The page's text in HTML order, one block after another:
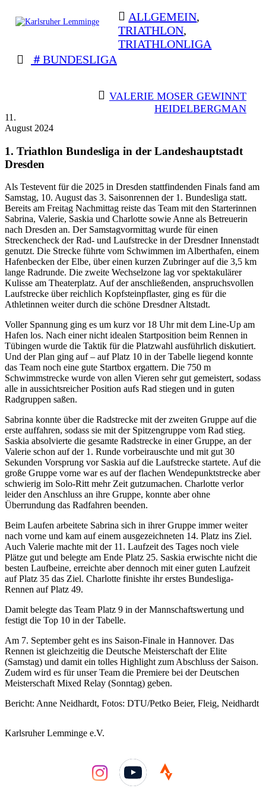
Lemminge
Triathlon Radsport Skilanglauf
ALLGEMEIN,
TRIATHLON,
TRIATHLONLIGA
BUNDESLIGA
BEITRAGSNAVIGATION
VALERIE MOSER GEWINNT
HEIDELBERGMAN
11.
August 2024
1. Triathlon Bundesliga in der Landeshauptstadt
Dresden
Als Testevent für die 2025 in Dresden stattfindenden Finals fand am
Samstag, 10. August das 3. Saisonrennen der 1. Bundesliga statt.
Bereits am Freitag Nachmittag reiste das Team mit den Starterinnen
Sabrina, Valerie, Saskia und Charlotte sowie Anne als Betreuerin
nach Dresden an. Der Samstagvormittag wurde für einen
Streckencheck der Rad- und Laufstrecke in der Dresdner Innenstadt
genutzt. Die Strecke führte vom Schwimmen im Alberthafen, einem
Hafenbecken der Elbe, über einen kurzen Zubringer auf die 3,5 km
lange Radrunde. Die zweite Wechselzone lag vor spektakulärer
Kulisse am Theaterplatz. Auf der anschließenden, anspruchsvollen
Laufstrecke über reichlich Kopfsteinpflaster, ging es für die
Athletinnen weiter durch die schöne Dresdner Altstadt.
Voller Spannung ging es um kurz vor 18 Uhr mit dem Line-Up am
Hafen los. Nach einer nicht idealen Startposition beim Rennen in
Tübingen wurde die Taktik für die Platzwahl ausführlich diskutiert.
Und der Plan ging auf – auf Platz 10 in der Tabelle liegend konnte
das Team noch eine gute Startbox ergattern. Die 750 m
Schwimmstrecke wurde von allen Vieren sehr gut gemeistert, sodass
alle in aussichtsreicher Position aufs Rad stiegen und in guten
Radgruppen saßen.
Sabrina konnte über die Radstrecke mit der zweiten Gruppe auf die
erste auffahren, sodass sie mit der Spitzengruppe vom Rad stieg.
Saskia absolvierte die gesamte Radstrecke in einer Gruppe, an der
Valerie schon auf der 1. Runde vorbeirauschte und mit gut 30
Sekunden Vorsprung vor Saskia auf die Laufstrecke startete. Auf die
große Gruppe vorne war es auf der flachen Wendepunktstrecke aber
schwierig im Solo-Ritt mehr Zeit gutzumachen. Charlotte verlor
leider den Anschluss an ihre Gruppe, konnte aber ohne
Überrundung das Radfahren beenden.
Beim Laufen arbeitete Sabrina sich in ihrer Gruppe immer weiter
nach vorne und kam auf einem ausgezeichneten 14. Platz ins Ziel.
Auch Valerie machte mit der 11. Laufzeit des Tages noch viele
Plätze gut und belegte am Ende Platz 25. Saskia erwischte nicht die
besten Laufbeine, erreichte aber dennoch mit einer guten Laufzeit
auf Platz 35 das Ziel. Charlotte finishte ihr erstes Bundesliga-
Rennen auf Platz 49.
Damit belegte das Team Platz 9 in der Mannschaftswertung und
festigt die Top 10 in der Tabelle.
Am 7. September geht es ins Saison-Finale in Hannover. Das
Rennen ist gleichzeitig die Deutsche Meisterschaft der Elite
(Samstag) und damit ein tolles Highlight zum Abschluss der Saison.
Zudem wird es für unser Team die Premiere bei der Deutschen
Meisterschaft Mixed Relay (Sonntag) geben.
Bericht: Anne Neidhardt, Fotos: DTU/Petko Beier, Fleig, Neidhardt
Karlsruher Lemminge e.V.
YouTube